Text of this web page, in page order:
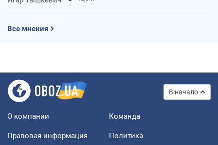
Все мнения
В начало
О компании Команда
Правовая информация
Политика